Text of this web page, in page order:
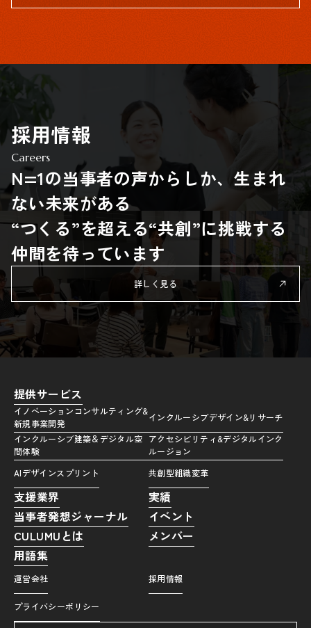
採用情報
Careers
N=1の当事者の声からしか、生まれ
ない未来がある
“つくる”を超える“共創”に挑戦する
仲間を待っています
詳しく見る
提供サービス
イノベーションコンサルティング&
新規事業開発
インクルーシブデザイン&リサーチ
インクルーシブ建築＆デジタル空
間体験
アクセシビリティ&デジタルインク
ルージョン
AIデザインスプリント
共創型組織変革
支援業界
実績
当事者発想ジャーナル
イベント
CULUMUとは
メンバー
用語集
運営会社 採用情報
プライバシーポリシー